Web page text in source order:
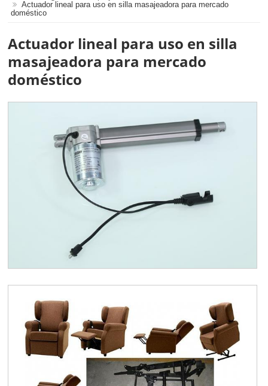
Actuador lineal para uso en silla masajeadora para mercado
doméstico
Actuador lineal para uso en silla
masajeadora para mercado
doméstico